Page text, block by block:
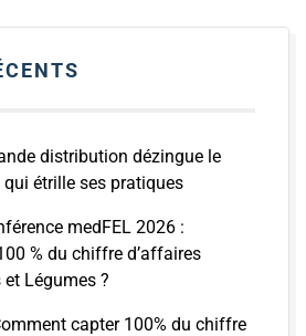
distribution dézingue le
étrille ses pratiques
medFEL 2026 :
% du chiffre d’affaires
Légumes ?
capter 100% du chiffre